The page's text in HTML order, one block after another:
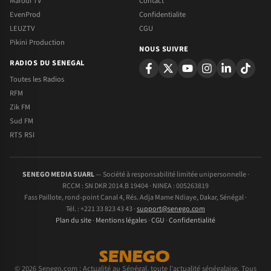
EvenProd
LEUZTV
Pikini Production
RADIOS DU SENEGAL
Toutes les Radios
RFM
Zik FM
Sud FM
RTS RSI
Confidentialite
CGU
NOUS SUIVRE
SENEGO MEDIA SUARL— Société à responsabilité limitée unipersonnelle ·
RCCM : SN DKR 2014.B 19404 · NINEA : 005263819
Fass Paillote, rond-point Canal 4, Rés. Adja Mame Ndiaye, Dakar, Sénégal ·
Tél. : +221 33 823 43 43 ·support@senego.com
Plan du site· Mentions légales·CGU ·Confidentialité
© 2026 Senego.com : Actualité au Sénégal, toute l'actualité sénégalaise. Tous